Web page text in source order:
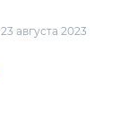
23 августа 2023